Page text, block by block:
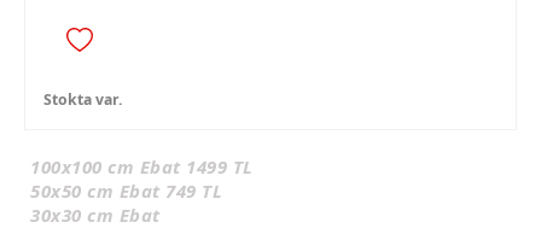
Stokta var.
100x100 cm Ebat 1499 TL
50x50 cm Ebat 749 TL
30x30 cm Ebat